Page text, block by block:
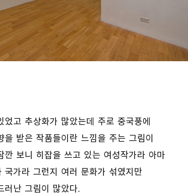
었고 추상화가 많았는데 주로 중국풍에
을 받은 작품들이란 느낌을 주는 그림이
깐 보니 히잡을 쓰고 있는 여성작가라 아마
국가라 그런지 여러 문화가 섞였지만
러난 그림이 많았다.